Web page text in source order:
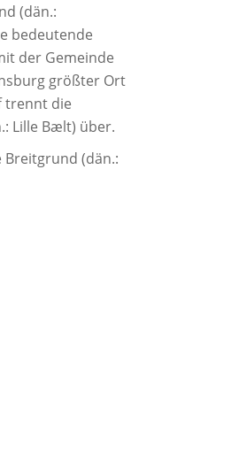
(dän.:
bedeutende
der Gemeinde
größter Ort
trennt die
Lille Bælt) über.
(dän.: